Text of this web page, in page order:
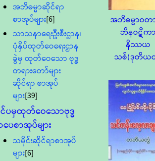
အဘိဓမ္မာဆိုင်ရာ
စာအုပ်များ[6]
သာသနာရေးဦးစီးဌာန၊
ပုံနှိပ်ထုတ်ဝေရေးဌာန
ခွဲမှ ထုတ်ဝေသော ဗုဒ္ဓ
တရားတော်များ
ဆိုင်ရာ စာအုပ်
များ[39]
င်ပမှထုတ်ဝေသောဗုဒ္ဓ
ပေစာအုပ်များ
သမိုင်းဆိုင်ရာစာအုပ်
များ[6]
အဘိဓမ္မာဝတ
ဘိနဝဋီက
နိဿယ
သစ်(ဒုတိယ